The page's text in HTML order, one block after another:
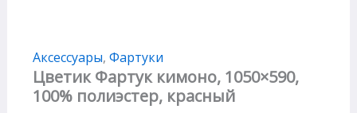
Аксессуары, Фартуки
Цветик Фартук кимоно, 1050×590,
100% полиэстер, красный